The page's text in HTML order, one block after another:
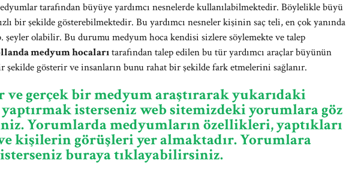
tarafından büyüye yardımcı nesnelerde kullanılabilmektedir. Böylelikle büyü
bir şekilde gösterebilmektedir. Bu yardımcı nesneler kişinin saç teli, en çok yanında
şeyler olabilir. Bu durumu medyum hoca kendisi sizlere söylemekte ve talep
medyum hocalarıtarafından talep edilen bu tür yardımcı araçlar büyünün
şekilde gösterir ve insanların bunu rahat bir şekilde fark etmelerini sağlanır.
gerçek bir medyum araştırarak yukarıdaki
isterseniz web sitemizdeki yorumlara göz
Yorumlarda medyumların özellikleri, yaptıkları
kişilerin görüşleri yer almaktadır. Yorumlara
buraya tıklayabilirsiniz.